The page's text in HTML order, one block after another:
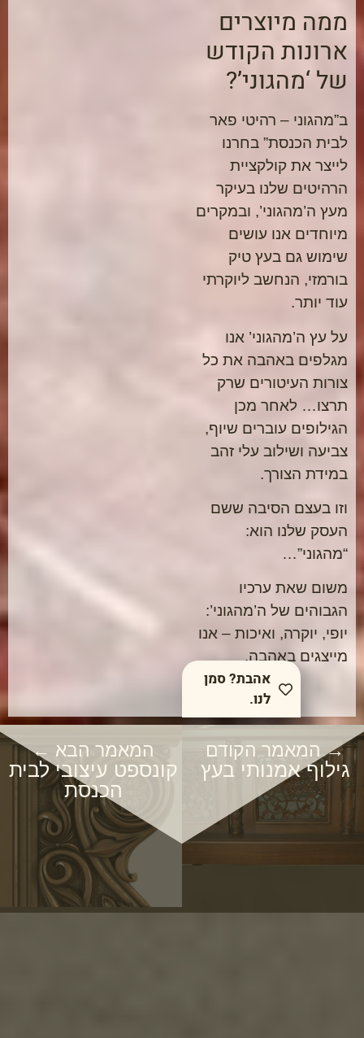
ממה מיוצרים
ארונות הקודש
של ‘מהגוני’?
ב”מהגוני – רהיטי פאר
לבית הכנסת” בחרנו
לייצר את קולקציית
הרהיטים שלנו בעיקר
מעץ ה’מהגוני’, ובמקרים
מיוחדים אנו עושים
שימוש גם בעץ טיק
בורמזי, הנחשב ליוקרתי
עוד יותר.
על עץ ה’מהגוני’ אנו
מגלפים באהבה את כל
צורות העיטורים שרק
תרצו… לאחר מכן
הגילופים עוברים שיוף,
צביעה ושילוב עלי זהב
במידת הצורך.
וזו בעצם הסיבה ששם
העסק שלנו הוא:
“מהגוני”…
משום שאת ערכיו
הגבוהים של ה’מהגוני’:
יופי, יוקרה, ואיכות – אנו
מייצגים באהבה.
אהבת? סמן
לנו.
→ המאמר הקודם
גילוף אמנותי בעץ
המאמר הבא ←
קונספט עיצובי לבית
הכנסת